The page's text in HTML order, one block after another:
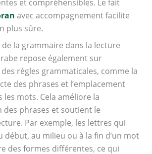
et compréhensibles. Le fait
avec accompagnement facilite
plus sûre.
de la grammaire dans la lecture
repose également sur
des règles grammaticales, comme la
des phrases et l’emplacement
les mots. Cela améliore la
des phrases et soutient le
Par exemple, les lettres qui
début, au milieu ou à la fin d’un mot
des formes différentes, ce qui